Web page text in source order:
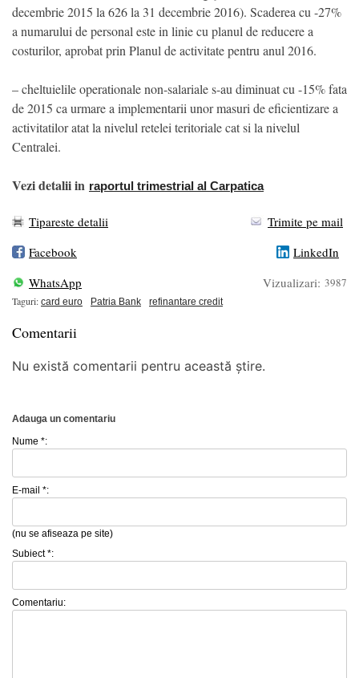
decembrie 2015 la 626 la 31 decembrie 2016). Scaderea cu -27%
a numarului de personal este in linie cu planul de reducere a
costurilor, aprobat prin Planul de activitate pentru anul 2016.
– cheltuielile operationale non-salariale s-au diminuat cu -15% fata
de 2015 ca urmare a implementarii unor masuri de eficientizare a
activitatilor atat la nivelul retelei teritoriale cat si la nivelul
Centralei.
Vezi detalii in raportul trimestrial al Carpatica
Tipareste detalii
Trimite pe mail
Facebook
LinkedIn
WhatsApp
Vizualizari: 3987
Taguri: card euro Patria Bank refinantare credit
Comentarii
Nu există comentarii pentru această știre.
Adauga un comentariu
Nume *:
E-mail *:
(nu se afiseaza pe site)
Subiect *:
Comentariu: